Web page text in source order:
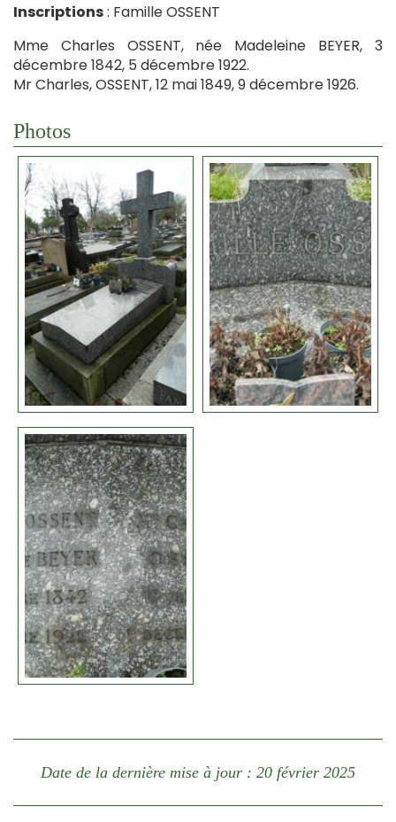
Inscriptions: Famille OSSENT
Mme Charles OSSENT, née Madeleine BEYER, 3
décembre 1842, 5 décembre 1922.
Mr Charles, OSSENT, 12 mai 1849, 9 décembre 1926.
Photos
Date de la dernière mise à jour : 20 février 2025